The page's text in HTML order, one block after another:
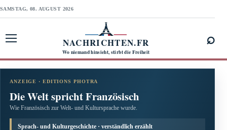
SAMSTAG, 08. AUGUST 2026
NACHRICHTEN.FR
Wo niemand hinsieht, stirbt die Freiheit
⌕
ANZEIGE · EDITIONS PHOTRA
Die Welt spricht Französisch
Wie Französisch zur Welt- und Kultursprache wurde.
Sprach- und Kulturgeschichte · verständlich erzählt